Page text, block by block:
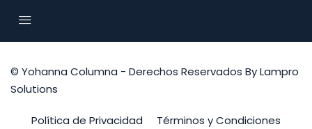
© Yohanna Columna - Derechos Reservados By Lampro
Solutions
Política de Privacidad Términos y Condiciones